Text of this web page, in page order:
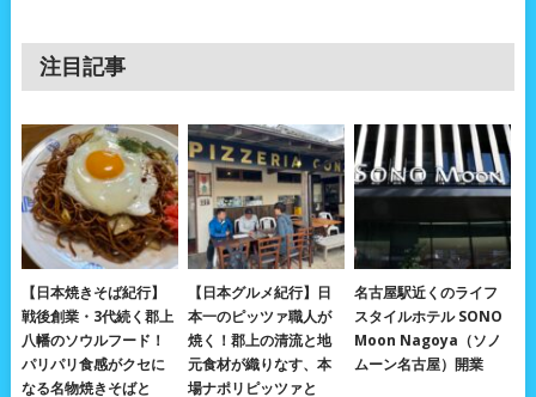
注目記事
【日本焼きそば紀行】
戦後創業・3代続く郡上
八幡のソウルフード！
パリパリ食感がクセに
なる名物焼きそばと
【日本グルメ紀行】日
本一のピッツァ職人が
焼く！郡上の清流と地
元食材が織りなす、本
場ナポリピッツァと
名古屋駅近くのライフ
スタイルホテル SONO
Moon Nagoya（ソノ
ムーン名古屋）開業